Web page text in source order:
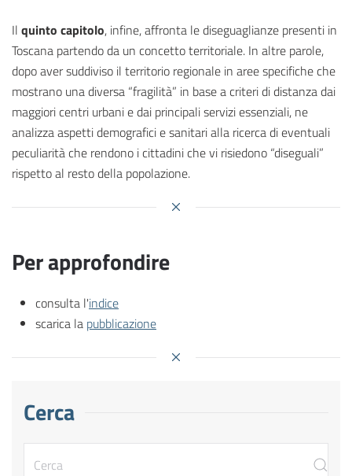
Il quinto capitolo, infine, affronta le diseguaglianze presenti in
Toscana partendo da un concetto territoriale. In altre parole,
dopo aver suddiviso il territorio regionale in aree specifiche che
mostrano una diversa “fragilità” in base a criteri di distanza dai
maggiori centri urbani e dai principali servizi essenziali, ne
analizza aspetti demografici e sanitari alla ricerca di eventuali
peculiarità che rendono i cittadini che vi risiedono “diseguali”
rispetto al resto della popolazione.
Per approfondire
consulta l'indice
scarica la pubblicazione
Cerca